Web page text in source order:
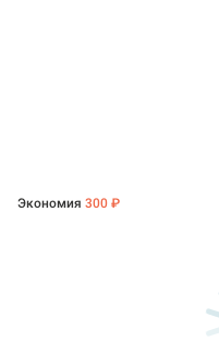
Экономия 300 ₽